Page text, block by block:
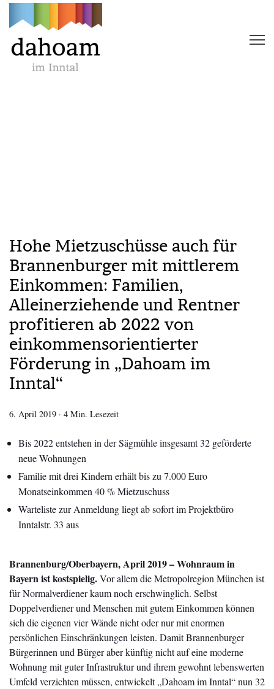
Hohe Mietzuschüsse auch für
Brannenburger mit mittlerem
Einkommen: Familien,
Alleinerziehende und Rentner
profitieren ab 2022 von
einkommensorientierter
Förderung in „Dahoam im
Inntal“
6. April 2019 · 4 Min. Lesezeit
Bis 2022 entstehen in der Sägmühle insgesamt 32 geförderte
neue Wohnungen
Familie mit drei Kindern erhält bis zu 7.000 Euro
Monatseinkommen 40 % Mietzuschuss
Warteliste zur Anmeldung liegt ab sofort im Projektbüro
Inntalstr. 33 aus
Brannenburg/Oberbayern, April 2019 – Wohnraum in
Bayern ist kostspielig.Vor allem die Metropolregion München ist
für Normalverdiener kaum noch erschwinglich. Selbst
Doppelverdiener und Menschen mit gutem Einkommen können
sich die eigenen vier Wände nicht oder nur mit enormen
persönlichen Einschränkungen leisten. Damit Brannenburger
Bürgerinnen und Bürger aber künftig nicht auf eine moderne
Wohnung mit guter Infrastruktur und ihrem gewohnt lebenswerten
Umfeld verzichten müssen, entwickelt „Dahoam im Inntal“ nun 32